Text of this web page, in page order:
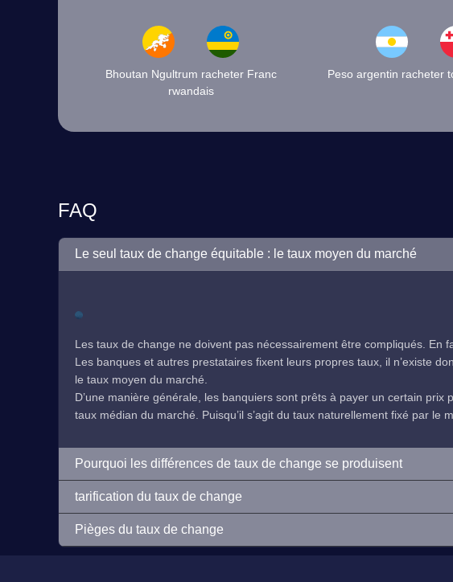
Bhoutan Ngultrum racheter Franc
rwandais
Peso argentin racheter
FAQ
Le seul taux de change équitable : le taux moyen du marché
Les taux de change ne doivent pas nécessairement être compliqués. En
Les banques et autres prestataires fixent leurs propres taux, il n’existe
le taux moyen du marché.
D’une manière générale, les banquiers sont prêts à payer un certain
taux médian du marché. Puisqu’il s’agit du taux naturellement fixé par le
Pourquoi les différences de taux de change se produisent
tarification du taux de change
Pièges du taux de change